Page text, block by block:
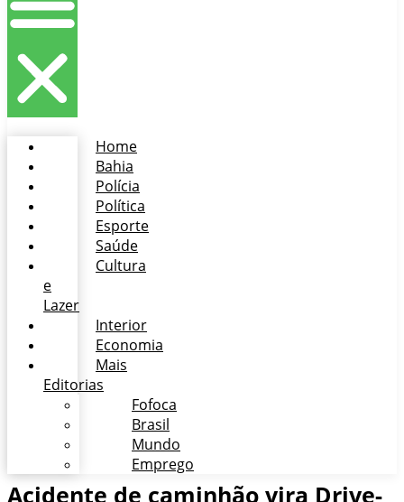
Home
Bahia
Polícia
Política
Esporte
Saúde
Cultura
e
Lazer
Interior
Economia
Mais
Editorias
Fofoca
Brasil
Mundo
Emprego
Acidente de caminhão vira Drive-